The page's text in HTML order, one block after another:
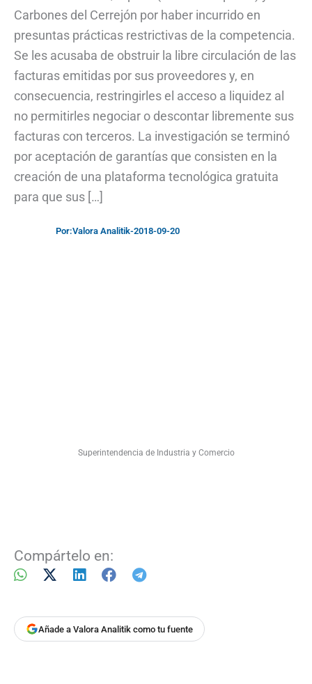
Carbones del Cerrejón por haber incurrido en
presuntas prácticas restrictivas de la competencia.
Se les acusaba de obstruir la libre circulación de las
facturas emitidas por sus proveedores y, en
consecuencia, restringirles el acceso a liquidez al
no permitirles negociar o descontar libremente sus
facturas con terceros. La investigación se terminó
por aceptación de garantías que consisten en la
creación de una plataforma tecnológica gratuita
para que sus […]
Por:Valora Analitik-2018-09-20
Superintendencia de Industria y Comercio
Compártelo en:
Añade a Valora Analitik como tu fuente